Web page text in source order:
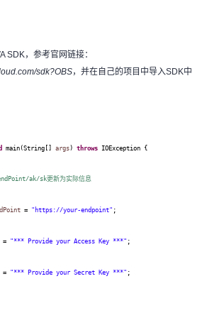
SDK，参考官网链接：
sdk?OBS，并在自己的项目中导入SDK中
main(String[] args) throws IOException {
ak/sk更新为实际信息
= "https://your-endpoint" ;
= "*** Provide your Access Key ***" ;
= "*** Provide your Secret Key ***" ;